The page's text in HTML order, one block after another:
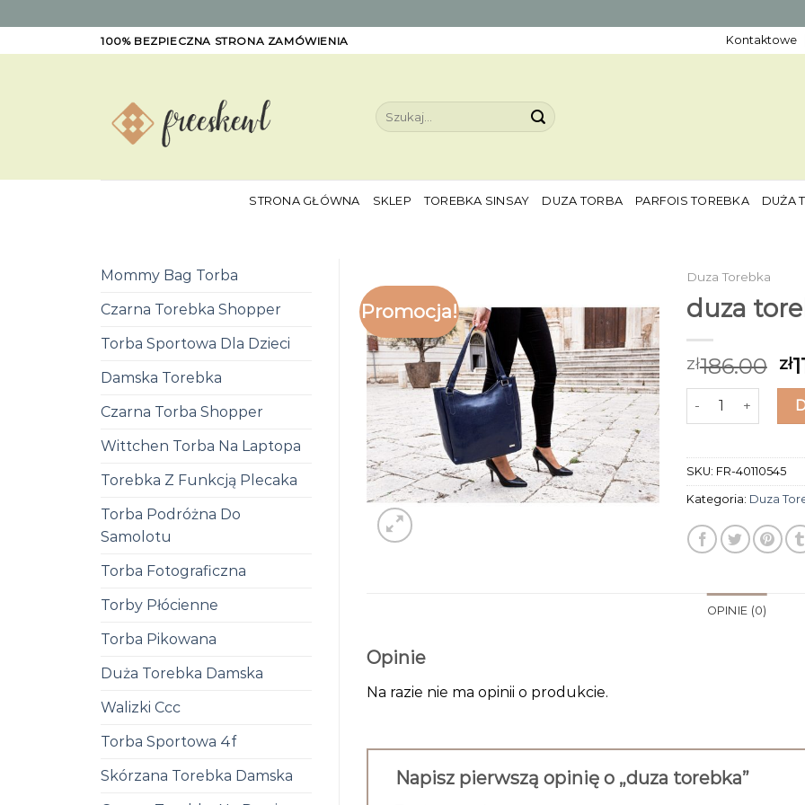
to
100% BEZPIECZNA STRONA ZAMÓWIENIA Kontaktowe
Szukaj:
STRONA GŁÓWNA SKLEP TOREBKA SINSAY DUZA TORBA PARFOIS TOREBKA DUŻA
Mommy Bag Torba
Czarna Torebka Shopper
Torba Sportowa Dla Dzieci
Damska Torebka
Czarna Torba Shopper
Wittchen Torba Na Laptopa
Torebka Z Funkcją Plecaka
Torba Podróżna Do
Samolotu
Torba Fotograficzna
Torby Płócienne
Torba Pikowana
Duża Torebka Damska
Walizki Ccc
Torba Sportowa 4f
Skórzana Torebka Damska
Promocja!
Duza Torebka
duza
zł186.00 zł
ilość duza torebka
SKU: FR-40110545
Kategoria: Duza
OPINIE (0)
Opinie
Na razie nie ma opinii o produkcie.
Napisz pierwszą opinię o „duza torebka”